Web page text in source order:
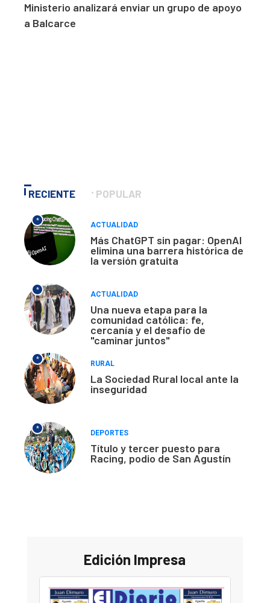
Ministerio analizará enviar un grupo de apoyo
a Balcarce
RECIENTE POPULAR
*
ACTUALIDAD
Más ChatGPT sin pagar: OpenAI
elimina una barrera histórica de
la versión gratuita
*
ACTUALIDAD
Una nueva etapa para la
comunidad católica: fe,
cercanía y el desafío de
"caminar juntos"
*
RURAL
La Sociedad Rural local ante la
inseguridad
*
DEPORTES
Título y tercer puesto para
Racing, podio de San Agustín
Edición Impresa